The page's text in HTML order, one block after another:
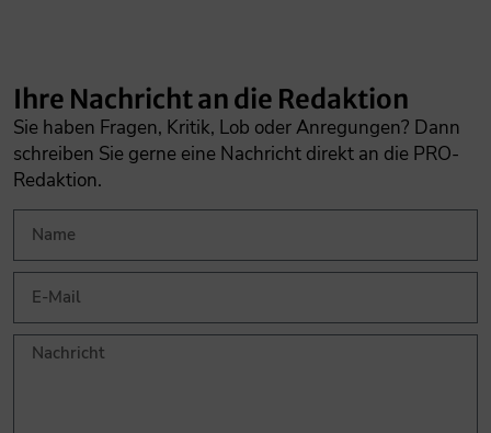
Ihre Nachricht an die Redaktion
Sie haben Fragen, Kritik, Lob oder Anregungen? Dann
schreiben Sie gerne eine Nachricht direkt an die PRO-
Redaktion.